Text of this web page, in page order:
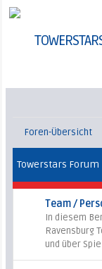
Foren-Übersicht
Towerstars Forum
Team /
In diesem
Ravensburg
und über